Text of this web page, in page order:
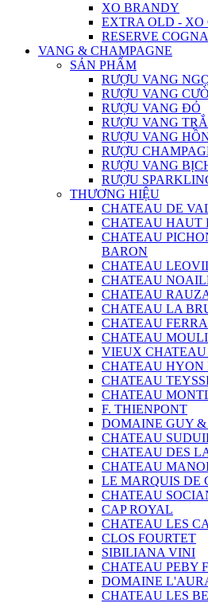
XO BRANDY
EXTRA OLD - XO
RESERVE
VANG & CHAMPAGNE
SẢN PHẨM
RƯỢU VANG
RƯỢU VANG
RƯỢU VANG ĐỎ
RƯỢU VANG
RƯỢU VANG
RƯỢU
RƯỢU VANG
RƯỢU
THƯƠNG HIỆU
CHATEAU DE
CHATEAU HAUT
CHATEAU
BARON
CHATEAU
CHATEAU
CHATEAU
CHATEAU LA
CHATEAU
CHATEAU
VIEUX
CHATEAU HYON
CHATEAU
CHATEAU
F. THIENPONT
DOMAINE GUY
CHATEAU
CHATEAU DES
CHATEAU
LE MARQUIS DE
CHATEAU
CAP ROYAL
CHATEAU LES
CLOS FOURTET
SIBILIANA VINI
CHATEAU PEBY
DOMAINE
CHATEAU LES